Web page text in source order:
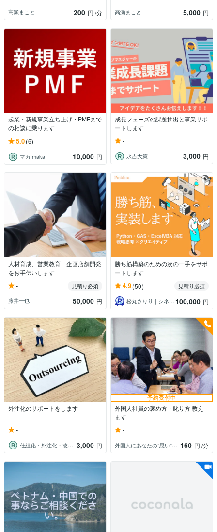
高瀬まこと 200 円 /分 高瀬まこと 5,000 円
起業・新規事業立ち上げ・PMFまで
の相談に乗ります
5.0(6)
マカ maka 10,000 円
成長フェーズの課題抽出と事業サポ
ートします
-
永吉大策 3,000 円
人材育成、営業教育、企画店舗開発
をお手伝いします
-
見積り必須
藤井一也
50,000 円
勝ち筋構築のための次の一手をサポ
ートします
4.9(50)
見積り必須
松丸さりり｜シネステティカ 100,000 円
外注化のサポートをします
-
仕組化・外注化・改善アドバイザー武者 3,000 円
予約受付中
外国人社員の褒め方・叱り方 教え
ます
-
外国人にあなたの”思い”を伝えるコーチ 160 円 /分